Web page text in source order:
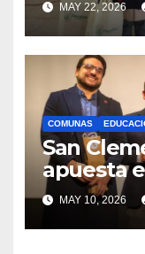
Royalty
MAY 22, 2026
COMUNAS
San
apuesta
MAY 10, 2026